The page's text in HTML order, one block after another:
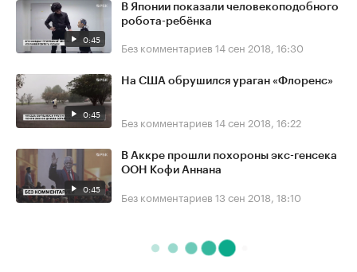
0:45
В Японии показали человекоподобного
робота-ребёнка
Без комментариев 14 сен 2018, 16:30
0:45
На США обрушился ураган «Флоренс»
Без комментариев 14 сен 2018, 16:22
0:45
В Аккре прошли похороны экс-генсека
ООН Кофи Аннана
Без комментариев 13 сен 2018, 18:10